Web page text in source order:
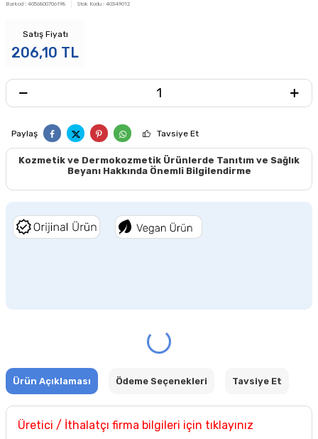
Barkod : 4056800706198 Stok Kodu : 40349012
Satış Fiyatı
206,10 TL
Paylaş Tavsiye Et
Kozmetik ve Dermokozmetik Ürünlerde Tanıtım ve Sağlık
Beyanı Hakkında Önemli Bilgilendirme
Ürün Açıklaması Ödeme Seçenekleri Tavsiye Et
Üretici / İthalatçı firma bilgileri için tıklayınız